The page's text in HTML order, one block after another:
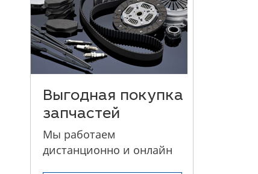
Выгодная покупка
запчастей
Мы работаем
дистанционно и онлайн